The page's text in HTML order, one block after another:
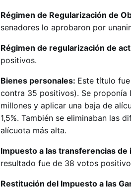
Régimen de Regularización de
senadores lo aprobaron por
Régimen de regularización de
positivos.
Bienes personales: Este título
contra 35 positivos). Se proponía
millones y aplicar una baja de
1,5%. También se eliminaban las
alícuota más alta.
Impuesto a las transferencias
resultado fue de 38 votos
Restitución del Impuesto a las